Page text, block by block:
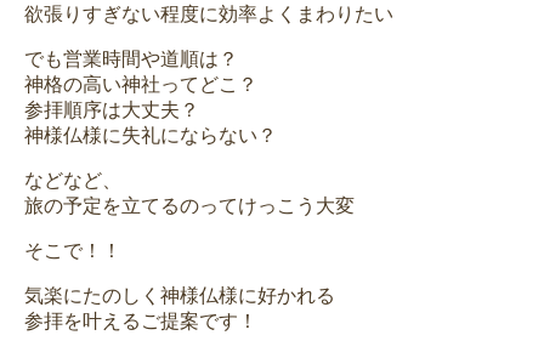
欲張りすぎない程度に効率よくまわりたい
でも営業時間や道順は？
神格の高い神社ってどこ？
参拝順序は大丈夫？
神様仏様に失礼にならない？
などなど、
旅の予定を立てるのってけっこう大変
そこで！！
気楽にたのしく神様仏様に好かれる
参拝を叶えるご提案です！